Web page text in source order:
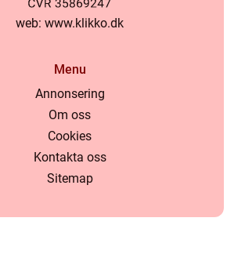
web: www.klikko.dk
Menu
Annonsering
Om oss
Cookies
Kontakta oss
Sitemap